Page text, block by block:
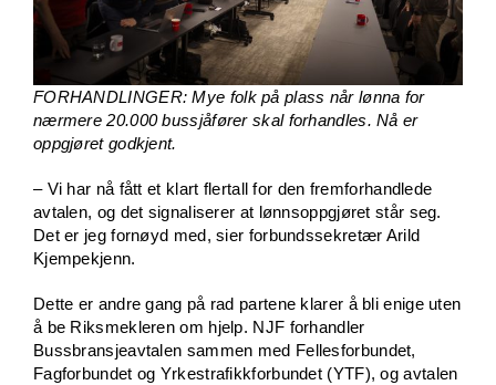
FORHANDLINGER: Mye folk på plass når lønna for
nærmere 20.000 bussjåfører skal forhandles. Nå er
oppgjøret godkjent.
– Vi har nå fått et klart flertall for den fremforhandlede
avtalen, og det signaliserer at lønnsoppgjøret står seg.
Det er jeg fornøyd med, sier forbundssekretær Arild
Kjempekjenn.
Dette er andre gang på rad partene klarer å bli enige uten
å be Riksmekleren om hjelp. NJF forhandler
Bussbransjeavtalen sammen med Fellesforbundet,
Fagforbundet og Yrkestrafikkforbundet (YTF), og avtalen